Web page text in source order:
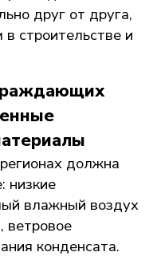
друг от друга,
строительстве и
должна
низкие
влажный воздух
ветровое
конденсата.